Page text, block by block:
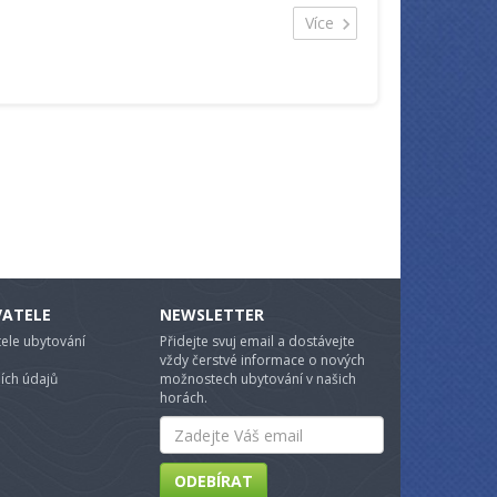
Zvíře: 100,-Kč/noc (možné po dohodě s
Ubytovací část pro hosty se nachází v hlavní
Více
ubytování
údajů
NEWSLETTER
Přidejte svuj email a dostávejte
vždy čerstvé informace o nových
možnostech ubytování v našich
horách.
Email
ODEBÍRAT